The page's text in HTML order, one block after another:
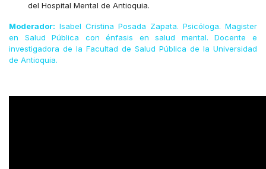
del Hospital Mental de Antioquia.
Moderador: Isabel Cristina Posada Zapata. Psicóloga. Magister
en Salud Pública con énfasis en salud mental. Docente e
investigadora de la Facultad de Salud Pública de la Universidad
de Antioquia.